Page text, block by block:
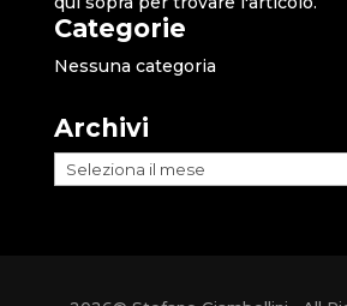
Categorie
Nessuna categoria
Archivi
Archivi